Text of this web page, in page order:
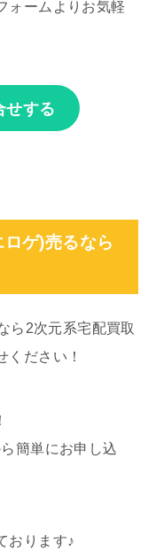
ォームよりお気軽
せする
ゲ)売るなら
ら2次元系宅配買取
ください！
簡単にお申し込
おります♪